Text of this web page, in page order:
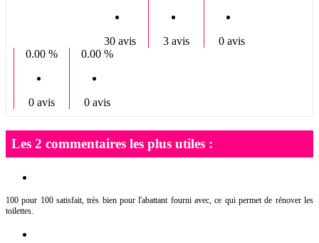
30 avis 3 avis
0 avis
0.00 %
0 avis
0.00 %
0 avis
Les 2 commentaires les plus utiles :
100 pour 100 satisfait, très bien pour l'abattant fourni avec, ce qui permet de rénover les
toilettes.